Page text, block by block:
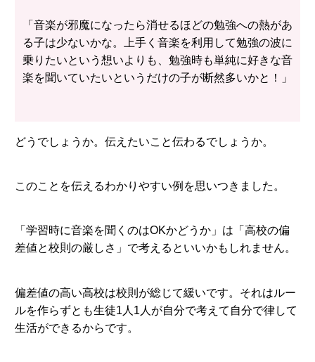
「音楽が邪魔になったら消せるほどの勉強への熱があ
る子は少ないかな。上手く音楽を利用して勉強の波に
乗りたいという想いよりも、勉強時も単純に好きな音
楽を聞いていたいというだけの子が断然多いかと！」
どうでしょうか。伝えたいこと伝わるでしょうか。
このことを伝えるわかりやすい例を思いつきました。
「学習時に音楽を聞くのはOKかどうか」は「高校の偏
差値と校則の厳しさ」で考えるといいかもしれません。
偏差値の高い高校は校則が総じて緩いです。それはルー
ルを作らずとも生徒1人1人が自分で考えて自分で律して
生活ができるからです。